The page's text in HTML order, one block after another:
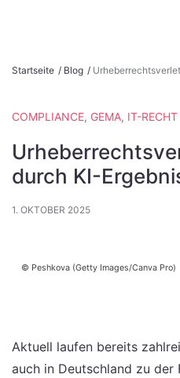
Startseite / Blog /
COMPLIANCE, GEMA, IT-RECHT
durch KI-
1. OKTOBER 2025
Peshkova (Getty Images/Canva Pro)
Aktuell laufen bereits
auch in Deutschland zu der